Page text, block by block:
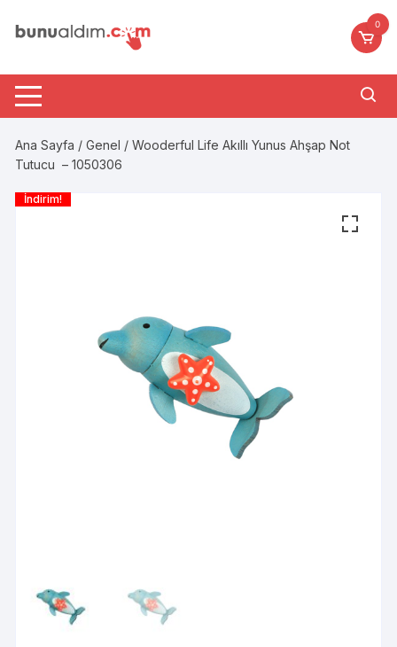
0
Ana Sayfa /Genel / Wooderful Life Akıllı Yunus Ahşap Not
Tutucu – 1050306
İndirim!